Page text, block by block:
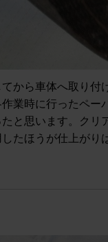
から車体へ取り付
業時に行ったペー
と思います。クリ
たほうが仕上がり